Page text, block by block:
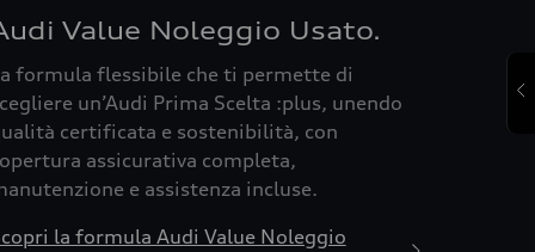
Value Noleggio Usato.
formula flessibile che ti permette di
un’Audi Prima Scelta :plus, unendo
certificata e sostenibilità, con
assicurativa completa,
e assistenza incluse.
la formula Audi Value Noleggio